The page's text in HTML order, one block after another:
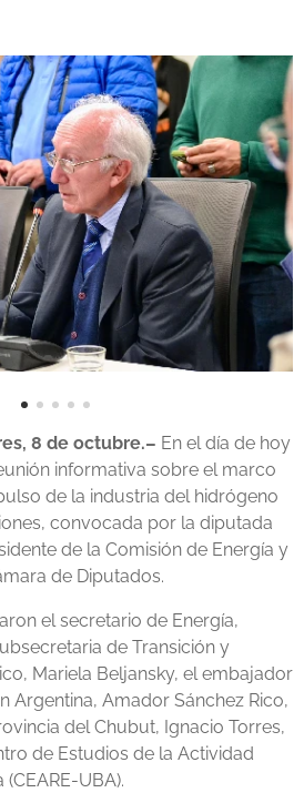
8 de octubre.– En el día de hoy
informativa sobre el marco
de la industria del hidrógeno
convocada por la diputada
de la Comisión de Energía y
de Diputados.
el secretario de Energía,
de Transición y
Mariela Beljansky, el embajador
Argentina, Amador Sánchez Rico,
del Chubut, Ignacio Torres,
de Estudios de la Actividad
UBA).